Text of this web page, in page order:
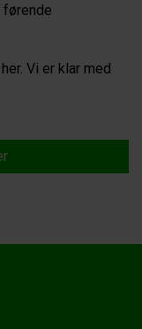
førende
Vi er klar med